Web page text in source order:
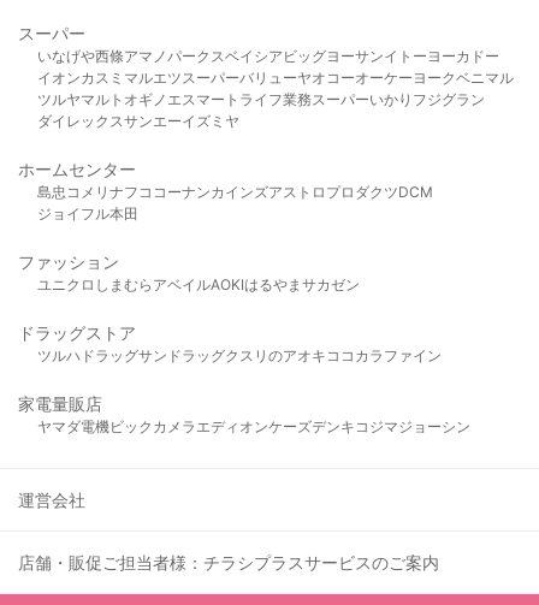
スーパー
いなげや西條アマノパークスベイシア ビッグヨーサンイトーヨーカドー
イオンカスミ マルエツスーパーバリューヤオコーオーケー ヨークベニマル
ツルヤマルト オギノ エスマート ライフ業務スーパーいかり フジグラン
ダイレックスサンエーイズミヤ
ホームセンター
島忠 コメリ ナフコ コーナンカインズアストロプロダクツDCM
ジョイフル本田
ファッション
ユニクロ しまむら アベイルAOKIはるやま サカゼン
ドラッグストア
ツルハドラッグサンドラッグクスリのアオキ ココカラファイン
家電量販店
ヤマダ電機ビックカメラ エディオンケーズデンキ コジマジョーシン
運営会社
店舗・販促ご担当者様：チラシプラスサービスのご案内